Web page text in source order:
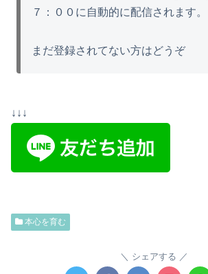
７：００に自動的に配信されます。
まだ登録されてない方はどうぞ
↓↓↓
本心を育む
シェアする